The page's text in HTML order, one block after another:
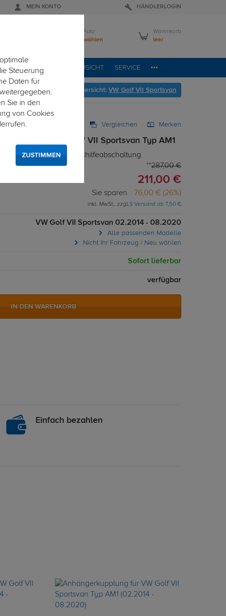
MEIN KONTO HÄNDLERLOGIN
Mein Auto
Bitte wählen
Warenkorb
leer
FAHRZEUGÜBERSICHT SERVICE
Hier geht's zur Fahrzeugübersicht: VW Golf VII Sportsvan
Vergleichen Merken
7-pol. für VW Golf VII Sportsvan Typ AM1
Elektrosatz mit Einparkhilfeabschaltung
287,00 €
211,00 €
Sie sparen 76,00 € (26%)
inkl. MwSt., zzgl.S Versand ab 7,50 €
VW Golf VII Sportsvan 02.2014 - 08.2020
Alle passenden Modelle
Nicht Ihr Fahrzeug / Neu wählen
Sofort lieferbar
verfügbar
IN DEN WARENKORB
Einfach bezahlen
Steuerung
Daten für
Sie in den
von Cookies
ZUSTIMMEN